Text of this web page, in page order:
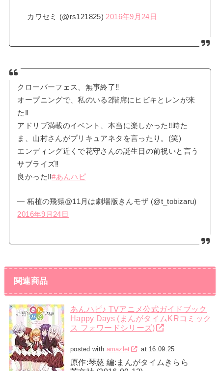
— カワセミ (@rs121825) 2016年9月24日
クローバーフェス、無事終了‼
オープニングで、私のいる2階席にヒビキとレンが来
た‼
アドリブ満載のイベント、本当に楽しかった‼時た
ま、山村さんがプリキュアネタを言ったり。(笑)
エンディング近くで花守さんの誕生日の前祝いと言う
サブライズ‼
良かった‼#あんハピ
— 柘植の飛猿@11月は劇場版きんモザ (@t_tobizaru)
2016年9月24日
関連商品
あんハピ♪ TVアニメ公式ガイドブック
Happy Days (まんがタイムKRコミック
ス フォワードシリーズ)
posted with amazlet at 16.09.25
原作:琴慈 編:まんがタイムきらら